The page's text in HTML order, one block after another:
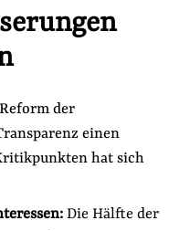
der
einen
hat sich
Die Hälfte der